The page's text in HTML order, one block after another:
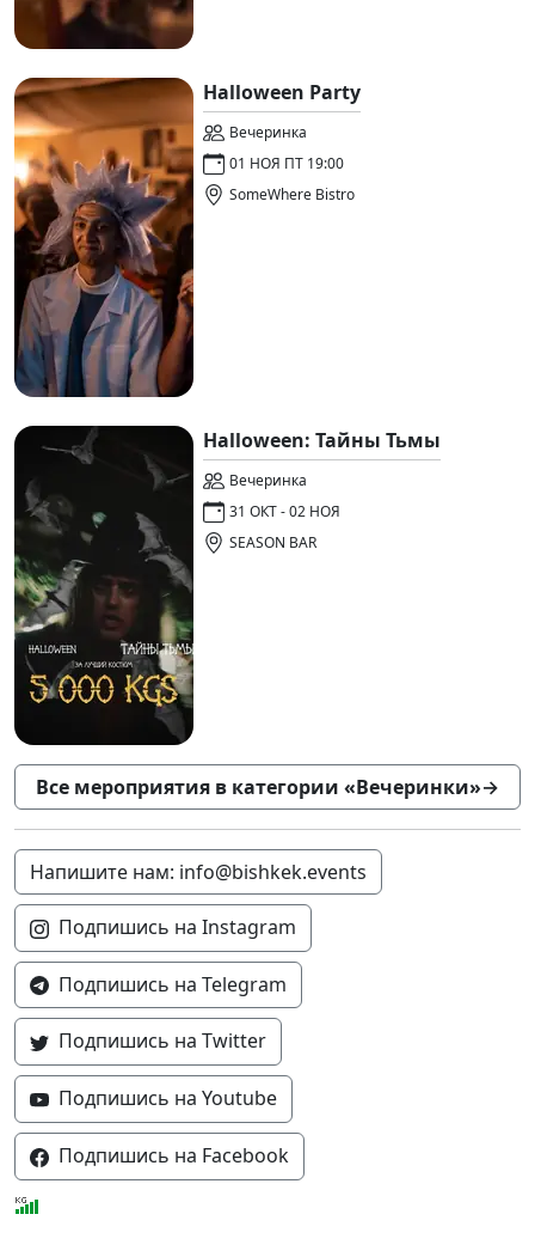
Halloween Party
Вечеринка
01 НОЯ ПТ 19:00
SomeWhere Bistro
Halloween: Тайны Тьмы
Вечеринка
31 ОКТ - 02 НОЯ
SEASON BAR
Все мероприятия в категории «Вечеринки»→
Напишите нам: info@bishkek.events
Подпишись на Instagram
Подпишись на Telegram
Подпишись на Twitter
Подпишись на Youtube
Подпишись на Facebook